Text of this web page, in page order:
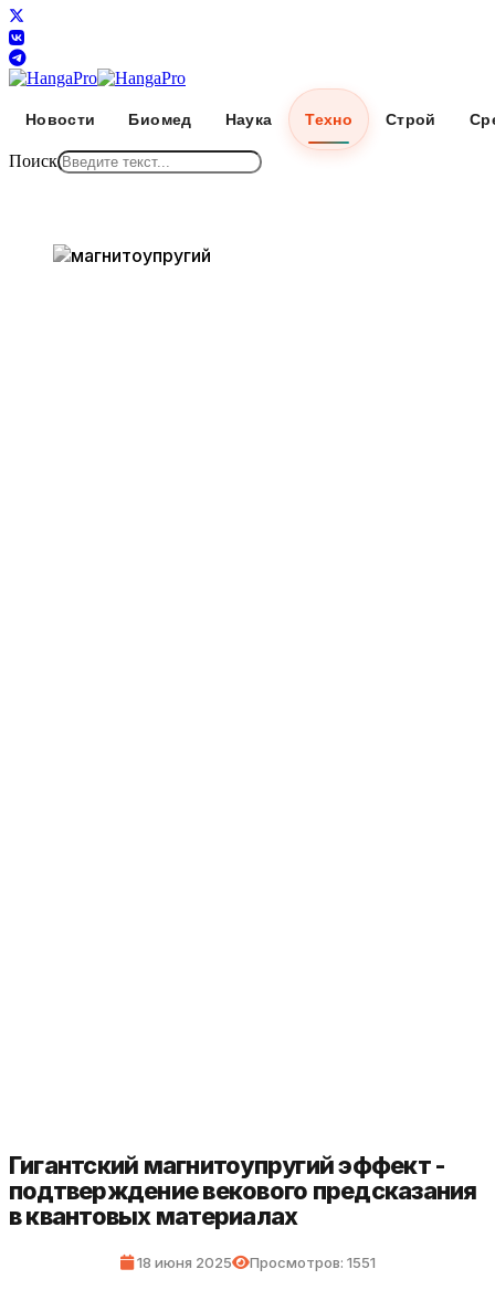
Новости Биомед Наука Техно Строй
Поиск
Гигантский магнитоупругий эффект -
подтверждение векового предсказания
в квантовых материалах
18 июня 2025 Просмотров: 1551